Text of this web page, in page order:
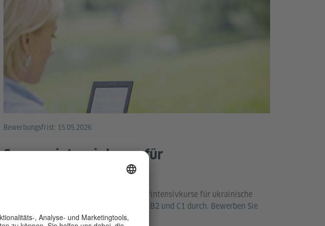
Bewerbungsfrist: 15.05.2026
Sommerintensivkurse für
Das Goethe-Institut Ukraine führt Sommerintensivkurse für ukrainische
Deutschlehrende für die Niveaustufen B1, B2 und C1 durch. Bewerben Sie
sich jetzt um ein Stipendium!